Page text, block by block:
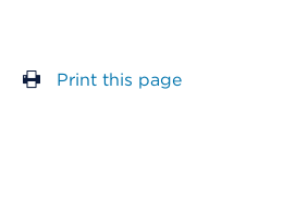
Print this page